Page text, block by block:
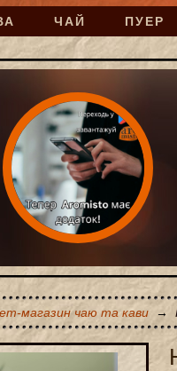
ЧАЙ ПУЕР
магазин чаю та кави →